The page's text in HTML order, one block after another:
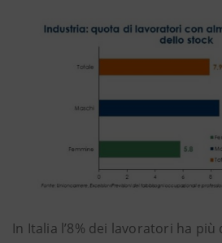
In Italia l’8% dei lavoratori ha più